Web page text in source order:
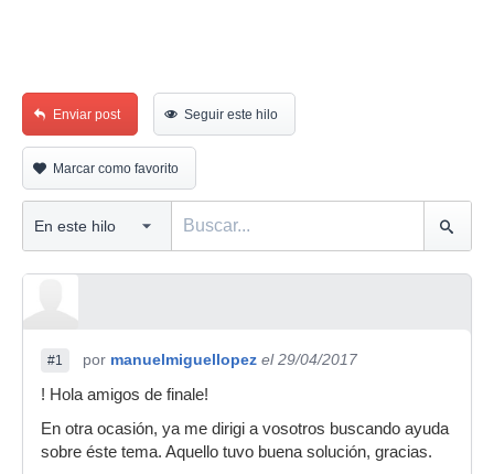
Enviar post Seguir este hilo
Marcar como favorito
#1 por manuelmiguellopez el 29/04/2017
! Hola amigos de finale!
En otra ocasión, ya me dirigi a vosotros buscando ayuda
sobre éste tema. Aquello tuvo buena solución, gracias.